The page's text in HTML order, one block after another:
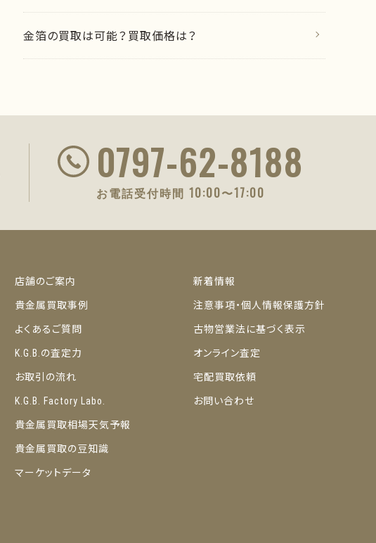
金箔の買取は可能？買取価格は？
0797-62-8188
お電話受付時間 10:00〜17:00
店舗のご案内
貴金属買取事例
よくあるご質問
K.G.B.の査定力
お取引の流れ
K.G.B. Factory Labo.
貴金属買取相場天気予報
貴金属買取の豆知識
マーケットデータ
新着情報
注意事項・個人情報保護方針
古物営業法に基づく表示
オンライン査定
宅配買取依頼
お問い合わせ